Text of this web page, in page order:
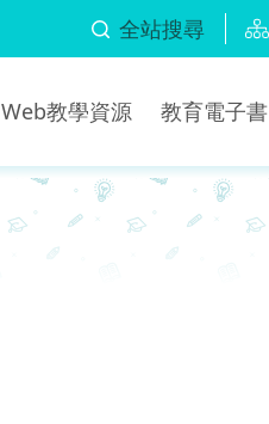
全站搜尋
Web教學資源 教育電子書